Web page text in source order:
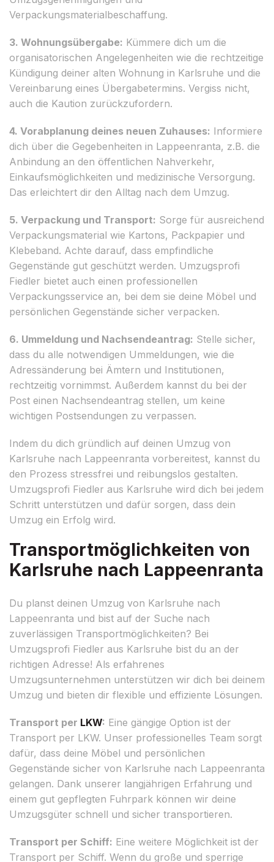
Verpackungsmaterialbeschaffung.
3. Wohnungsübergabe: Kümmere dich um die
organisatorischen Angelegenheiten wie die rechtzeitige
Kündigung deiner alten Wohnung in Karlsruhe und die
Vereinbarung eines Übergabetermins. Vergiss nicht,
auch die Kaution zurückzufordern.
4. Vorabplanung deines neuen Zuhauses: Informiere
dich über die Gegebenheiten in Lappeenranta, z.B. die
Anbindung an den öffentlichen Nahverkehr,
Einkaufsmöglichkeiten und medizinische Versorgung.
Das erleichtert dir den Alltag nach dem Umzug.
5. Verpackung und Transport: Sorge für ausreichend
Verpackungsmaterial wie Kartons, Packpapier und
Klebeband. Achte darauf, dass empfindliche
Gegenstände gut geschützt werden. Umzugsprofi
Fiedler bietet auch einen professionellen
Verpackungsservice an, bei dem sie deine Möbel und
persönlichen Gegenstände sicher verpacken.
6. Ummeldung und Nachsendeantrag: Stelle sicher,
dass du alle notwendigen Ummeldungen, wie die
Adressänderung bei Ämtern und Institutionen,
rechtzeitig vornimmst. Außerdem kannst du bei der
Post einen Nachsendeantrag stellen, um keine
wichtigen Postsendungen zu verpassen.
Indem du dich gründlich auf deinen Umzug von
Karlsruhe nach Lappeenranta vorbereitest, kannst du
den Prozess stressfrei und reibungslos gestalten.
Umzugsprofi Fiedler aus Karlsruhe wird dich bei jedem
Schritt unterstützen und dafür sorgen, dass dein
Umzug ein Erfolg wird.
Transportmöglichkeiten von
Karlsruhe nach Lappeenranta
Du planst deinen Umzug von Karlsruhe nach
Lappeenranta und bist auf der Suche nach
zuverlässigen Transportmöglichkeiten? Bei
Umzugsprofi Fiedler aus Karlsruhe bist du an der
richtigen Adresse! Als erfahrenes
Umzugsunternehmen unterstützen wir dich bei deinem
Umzug und bieten dir flexible und effiziente Lösungen.
Transport per LKW: Eine gängige Option ist der
Transport per LKW. Unser professionelles Team sorgt
dafür, dass deine Möbel und persönlichen
Gegenstände sicher von Karlsruhe nach Lappeenranta
gelangen. Dank unserer langjährigen Erfahrung und
einem gut gepflegten Fuhrpark können wir deine
Umzugsgüter schnell und sicher transportieren.
Transport per Schiff: Eine weitere Möglichkeit ist der
Transport per Schiff. Wenn du große und sperrige